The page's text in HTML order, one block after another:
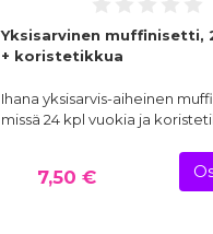
Yksisarvinen muffinisetti,
+ koristetikkua
Ihana yksisarvis-aiheinen
missä 24 kpl vuokia ja
7,50 €